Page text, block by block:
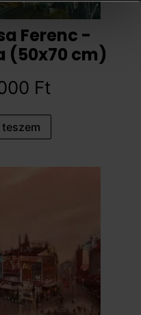
Ferenc -
(50x70 cm)
Ft